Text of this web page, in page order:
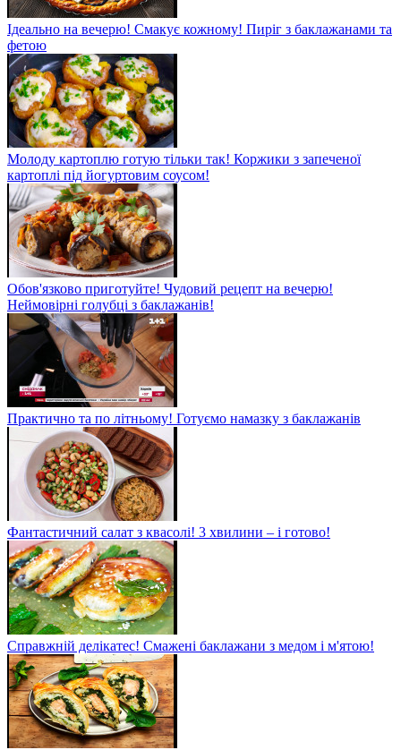
Ідеально на вечерю! Смакує кожному! Пиріг з баклажанами та
фетою
Молоду картоплю готую тільки так! Коржики з запеченої
картоплі під йогуртовим соусом!
Обов'язково приготуйте! Чудовий рецепт на вечерю!
Неймовірні голубці з баклажанів!
Практично та по літньому! Готуємо намазку з баклажанів
Фантастичний салат з квасолі! 3 хвилини – і готово!
Справжній делікатес! Смажені баклажани з медом і м'ятою!